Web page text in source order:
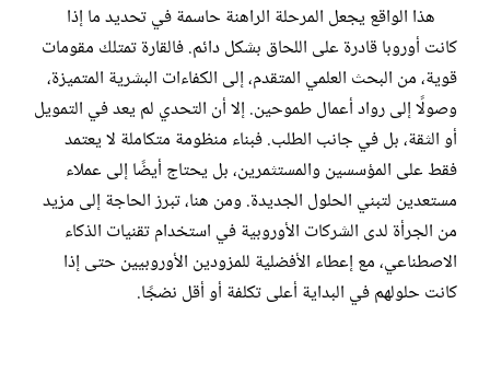
هذا الواقع يجعل المرحلة الراهنة حاسمة في تحديد ما إذا
كانت أوروبا قادرة على اللحاق بشكل دائم. فالقارة تمتلك مقومات
قوية، من البحث العلمي المتقدم، إلى الكفاءات البشرية المتميزة،
وصولًا إلى رواد أعمال طموحين. إلا أن التحدي لم يعد في التمويل
أو الثقة، بل في جانب الطلب. فبناء منظومة متكاملة لا يعتمد
فقط على المؤسسين والمستثمرين، بل يحتاج أيضًا إلى عملاء
مستعدين لتبني الحلول الجديدة. ومن هنا، تبرز الحاجة إلى مزيد
من الجرأة لدى الشركات الأوروبية في استخدام تقنيات الذكاء
الاصطناعي، مع إعطاء الأفضلية للمزودين الأوروبيين حتى إذا
كانت حلولهم في البداية أعلى تكلفة أو أقل نضجًا.